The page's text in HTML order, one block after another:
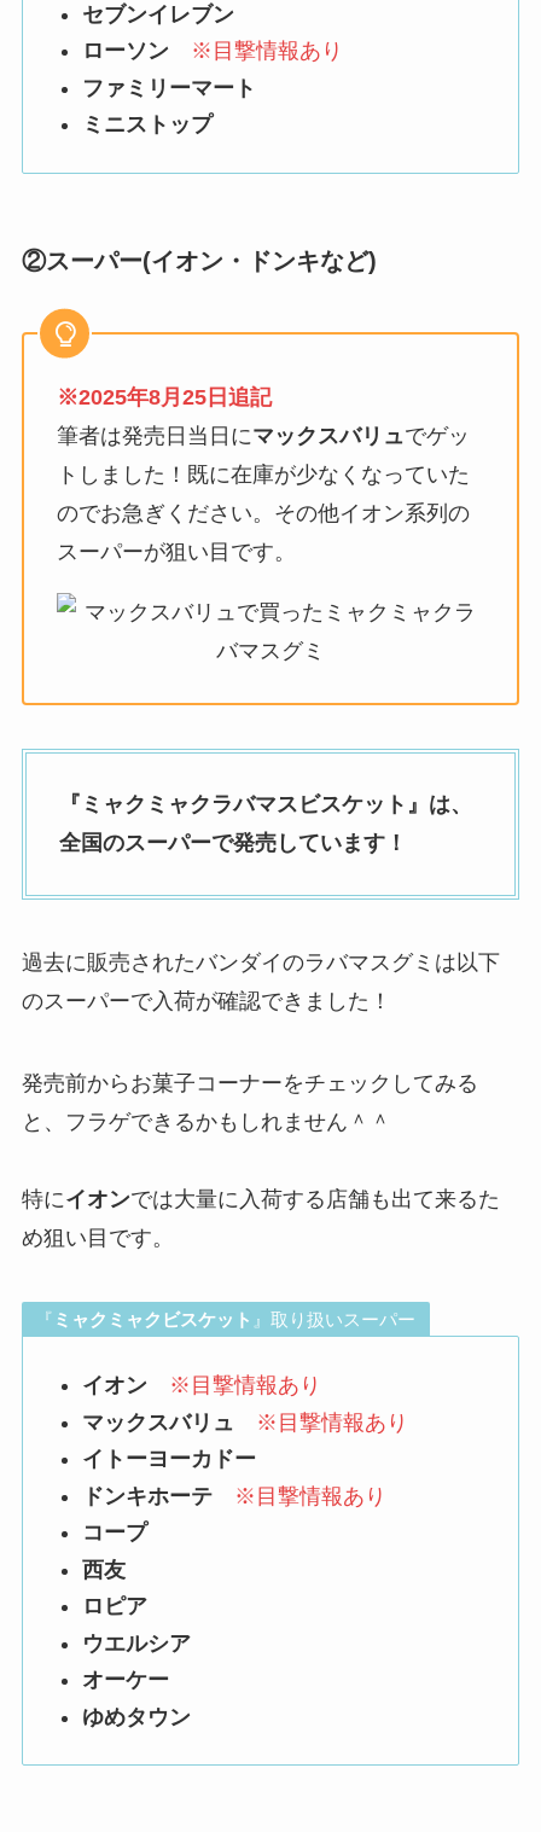
セブンイレブン
ローソン ※目撃情報あり
ファミリーマート
ミニストップ
②スーパー(イオン・ドンキなど)
※2025年8月25日追記
筆者は発売日当日にマックスバリュでゲッ
トしました！既に在庫が少なくなっていた
のでお急ぎください。その他イオン系列の
スーパーが狙い目です。
『ミャクミャクラバマスビスケット』は、
全国のスーパーで発売しています！
過去に販売されたバンダイのラバマスグミは以下
のスーパーで入荷が確認できました！
発売前からお菓子コーナーをチェックしてみる
と、フラゲできるかもしれません＾＾
特にイオンでは大量に入荷する店舗も出て来るた
め狙い目です。
『 ミャクミャクビスケット 』取り扱いスーパー
イオン
※目撃情報あり
マックスバリュ
※目撃情報あり
イトーヨーカドー
ドンキホーテ
※目撃情報あり
コープ
西友
ロピア
ウエルシア
オーケー
ゆめタウン